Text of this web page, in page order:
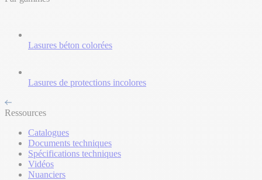
Lasures béton colorées
Lasures de protections incolores
Ressources
Catalogues
Documents techniques
Spécifications techniques
Vidéos
Nuanciers